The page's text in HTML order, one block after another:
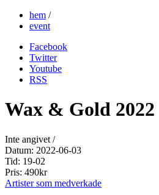
hem /
event
Facebook
Twitter
Youtube
RSS
Wax & Gold 2022
Inte angivet /
Datum: 2022-06-03
Tid: 19-02
Pris: 490kr
Artister som medverkade